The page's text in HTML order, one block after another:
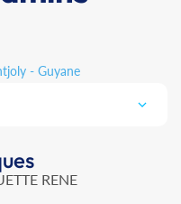
- Guyane
RENE